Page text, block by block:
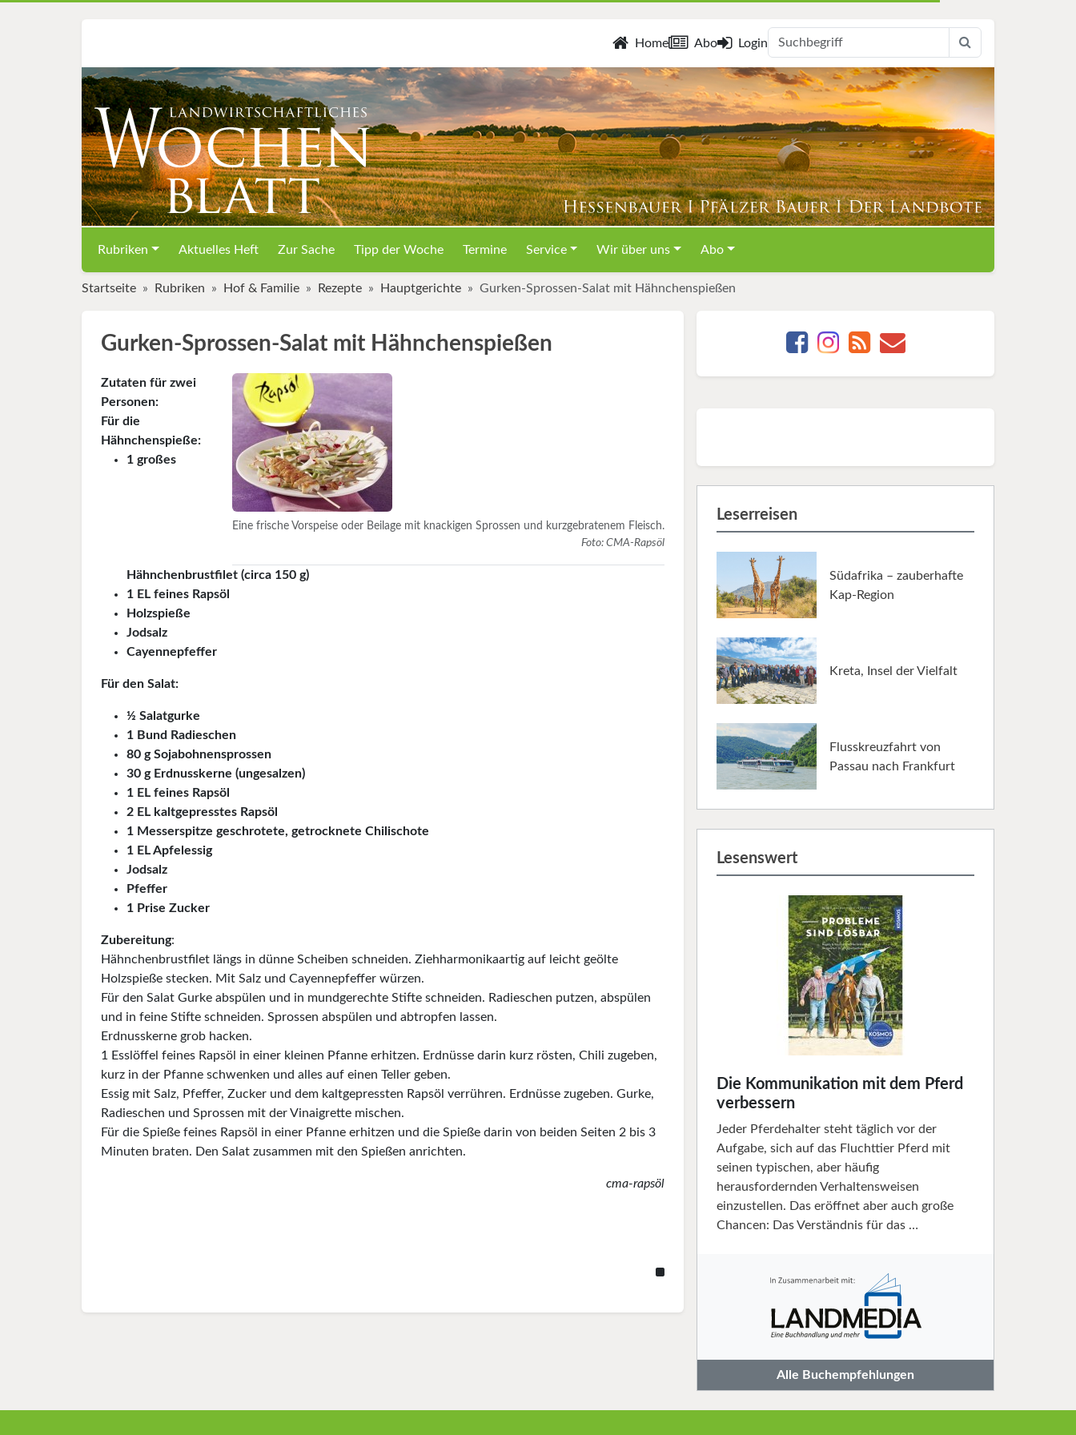
Home Abo Login
Rubriken Aktuelles Heft Zur Sache Tipp der Woche Termine Service Wir über uns Abo
Startseite Rubriken Hof & Familie Rezepte Hauptgerichte Gurken-Sprossen-Salat mit Hähnchenspießen
Gurken-Sprossen-Salat mit Hähnchenspießen
Eine frische Vorspeise oder Beilage mit knackigen Sprossen und kurzgebratenem Fleisch.
Foto: CMA-Rapsöl
Zutaten für zwei
Personen:
Für die
Hähnchenspieße:
1 großes
Hähnchenbrustfilet (circa 150 g)
1 EL feines Rapsöl
Holzspieße
Jodsalz
Cayennepfeffer
Für den Salat:
½ Salatgurke
1 Bund Radieschen
80 g Sojabohnensprossen
30 g Erdnusskerne (ungesalzen)
1 EL feines Rapsöl
2 EL kaltgepresstes Rapsöl
1 Messerspitze geschrotete, getrocknete Chilischote
1 EL Apfelessig
Jodsalz
Pfeffer
1 Prise Zucker
Zubereitung:
Hähnchenbrustfilet längs in dünne Scheiben schneiden. Ziehharmonikaartig auf leicht geölte
Holzspieße stecken. Mit Salz und Cayennepfeffer würzen.
Für den Salat Gurke abspülen und in mundgerechte Stifte schneiden. Radieschen putzen, abspülen
und in feine Stifte schneiden. Sprossen abspülen und abtropfen lassen.
Erdnusskerne grob hacken.
1 Esslöffel feines Rapsöl in einer kleinen Pfanne erhitzen. Erdnüsse darin kurz rösten, Chili zugeben,
kurz in der Pfanne schwenken und alles auf einen Teller geben.
Essig mit Salz, Pfeffer, Zucker und dem kaltgepressten Rapsöl verrühren. Erdnüsse zugeben. Gurke,
Radieschen und Sprossen mit der Vinaigrette mischen.
Für die Spieße feines Rapsöl in einer Pfanne erhitzen und die Spieße darin von beiden Seiten 2 bis 3
Minuten braten. Den Salat zusammen mit den Spießen anrichten.
cma-rapsöl
Leserreisen
Südafrika – zauberhafte
Kap-Region
Kreta, Insel der Vielfalt
Flusskreuzfahrt von
Passau nach Frankfurt
Lesenswert
Die Kommunikation mit dem Pferd
verbessern
Jeder Pferdehalter steht täglich vor der
Aufgabe, sich auf das Fluchttier Pferd mit
seinen typischen, aber häufig
herausfordernden Verhaltensweisen
einzustellen. Das eröffnet aber auch große
Chancen: Das Verständnis für das …
Alle Buchempfehlungen